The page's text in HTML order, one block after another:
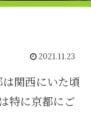
2021.11.23
関西にいた頃
特に京都にご